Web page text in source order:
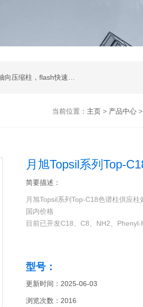
当前位置： 主页> 产品中心>
月旭Topsil系列Top-
简要描述：
月旭Topsil系列Top-C18色谱柱供应
国内价格
目前已开发C18、C8、NH2、
型号：
更新时间：2025-06-03
浏览次数：2016